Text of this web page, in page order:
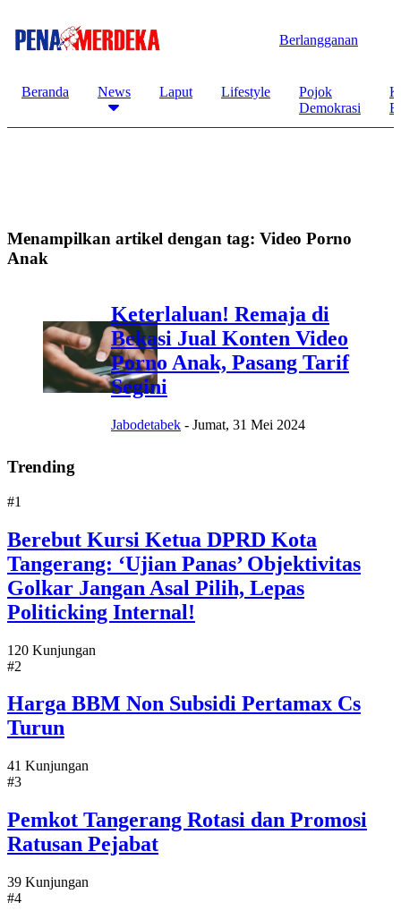
Berlangganan
Beranda News Laput Lifestyle
Pojok
Demokrasi
Menampilkan artikel dengan tag: Video Porno
Anak
Keterlaluan! Remaja di
Bekasi Jual Konten Video
Porno Anak, Pasang Tarif
Segini
Jabodetabek - Jumat, 31 Mei 2024
Trending
#1
Berebut Kursi Ketua DPRD Kota
Tangerang: ‘Ujian Panas’ Objektivitas
Golkar Jangan Asal Pilih, Lepas
Politicking Internal!
120 Kunjungan
#2
Harga BBM Non Subsidi Pertamax Cs
Turun
41 Kunjungan
#3
Pemkot Tangerang Rotasi dan Promosi
Ratusan Pejabat
39 Kunjungan
#4